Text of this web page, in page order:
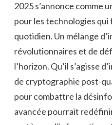
2025 s’annonce comme
pour les technologies
quotidien. Un mélange
révolutionnaires et de
l’horizon. Qu’il s’agisse
de cryptographie post-
pour combattre la
avancée pourrait